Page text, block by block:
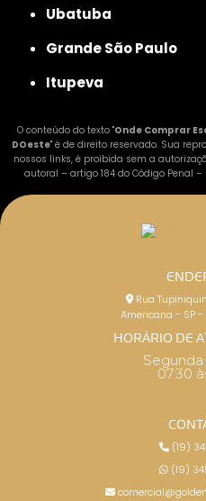
Ubatuba
Grande São Paulo
Itupeva
O conteúdo do texto "Onde Comprar
DOeste" é de direito reservado. Sua
nossos links, é proibida sem a
autoral – artigo 184 do Código Penal –
Rua
Americana - SP -
HORÁRIO DE
Segunda
07:30
(19)
(19)